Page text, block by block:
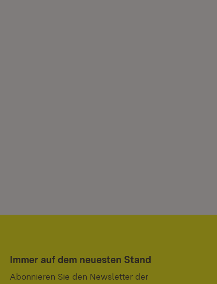
Immer auf dem neuesten Stand
Abonnieren Sie den Newsletter der